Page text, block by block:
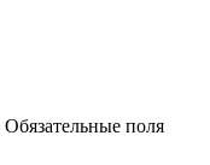
Обязательные поля